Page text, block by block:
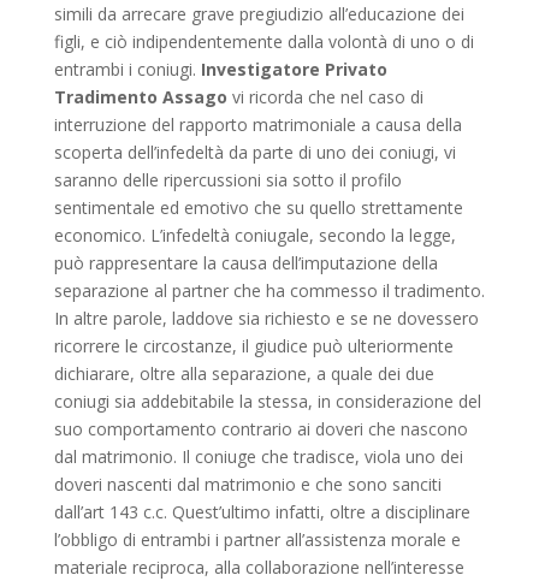
simili da arrecare grave pregiudizio all’educazione dei
figli, e ciò indipendentemente dalla volontà di uno o di
entrambi i coniugi. Investigatore Privato
Tradimento Assago vi ricorda che nel caso di
interruzione del rapporto matrimoniale a causa della
scoperta dell’infedeltà da parte di uno dei coniugi, vi
saranno delle ripercussioni sia sotto il profilo
sentimentale ed emotivo che su quello strettamente
economico. L’infedeltà coniugale, secondo la legge,
può rappresentare la causa dell’imputazione della
separazione al partner che ha commesso il tradimento.
In altre parole, laddove sia richiesto e se ne dovessero
ricorrere le circostanze, il giudice può ulteriormente
dichiarare, oltre alla separazione, a quale dei due
coniugi sia addebitabile la stessa, in considerazione del
suo comportamento contrario ai doveri che nascono
dal matrimonio. Il coniuge che tradisce, viola uno dei
doveri nascenti dal matrimonio e che sono sanciti
dall’art 143 c.c. Quest’ultimo infatti, oltre a disciplinare
l’obbligo di entrambi i partner all’assistenza morale e
materiale reciproca, alla collaborazione nell’interesse